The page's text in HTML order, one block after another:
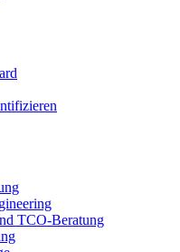
TCO-Beratung